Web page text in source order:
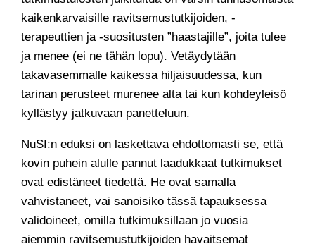
kaikenkarvaisille ravitsemustutkijoiden, -
terapeuttien ja -suositusten ”haastajille”, joita tulee
ja menee (ei ne tähän lopu). Vetäydytään
takavasemmalle kaikessa hiljaisuudessa, kun
tarinan perusteet murenee alta tai kun kohdeyleisö
kyllästyy jatkuvaan panetteluun.
NuSI:n eduksi on laskettava ehdottomasti se, että
kovin puhein alulle pannut laadukkaat tutkimukset
ovat edistäneet tiedettä. He ovat samalla
vahvistaneet, vai sanoisiko tässä tapauksessa
validoineet, omilla tutkimuksillaan jo vuosia
aiemmin ravitsemustutkijoiden havaitsemat